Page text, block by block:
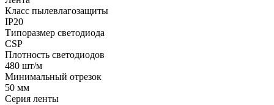
Класс пылевлагозащиты
IP20
Типоразмер светодиода
CSP
Плотность светодиодов
480 шт/м
Минимальный отрезок
50 мм
Серия ленты